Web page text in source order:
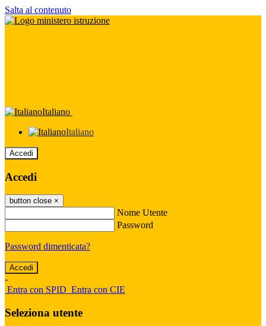
Salta al contenuto
Italiano
Italiano
Accedi
Accedi
button close ×
Nome Utente
Password
Password dimenticata?
-
Entra con SPID Entra con CIE
Seleziona utente